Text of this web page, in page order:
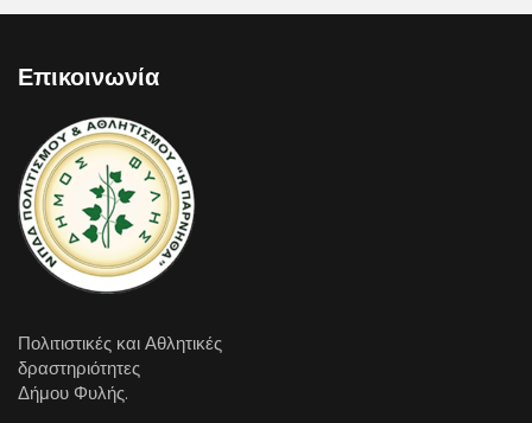
Επικοινωνία
Πολιτιστικές και Αθλητικές
δραστηριότητες
Δήμου Φυλής.